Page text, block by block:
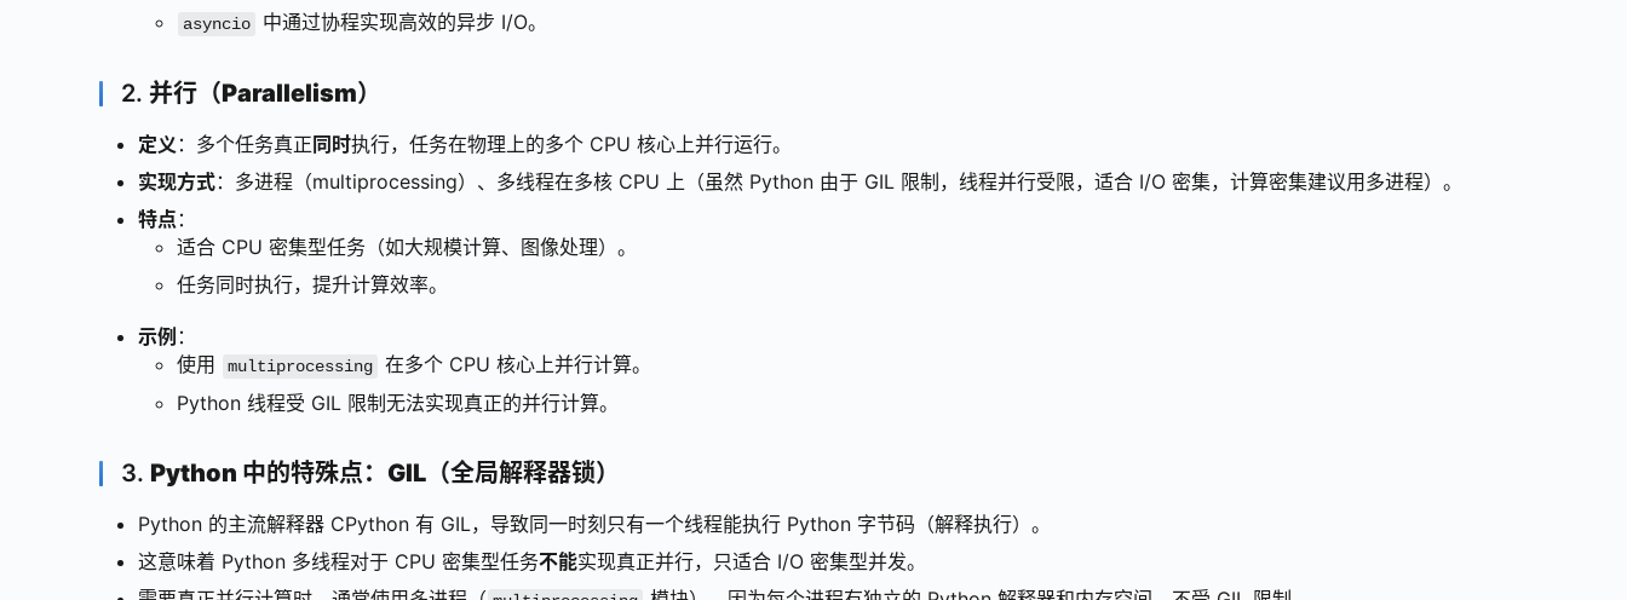
asyncio 中通过协程实现高效的异步 I/O。
2. 并行（Parallelism）
定义 ：多个任务真正 同时执行，任务在物理上的多个 CPU 核心上并行运行。
实现方式：多进程（multiprocessing）、多线程在多核 CPU 上（虽然 Python 由于 GIL 限制，线程并行受限，适合 I/O 密集，计算密集建议用多进程）。
特点 ：
适合 CPU 密集型任务（如大规模计算、图像处理）。
任务同时执行，提升计算效率。
示例 ：
使用
multiprocessing
在多个 CPU 核心上并行计算。
Python 线程受 GIL 限制无法实现真正的并行计算。
3. Python 中的特殊点：GIL（全局解释器锁）
Python 的主流解释器 CPython 有 GIL，导致同一时刻只有一个线程能执行 Python 字节码（解释执行）。
这意味着 Python 多线程对于 CPU 密集型任务不能实现真正并行，只适合 I/O 密集型并发。